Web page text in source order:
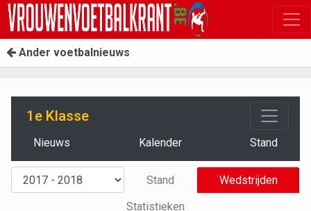
Ander voetbalnieuws
1e Klasse
Nieuws Kalender Stand
Stand
Wedstrijden
Statistieken